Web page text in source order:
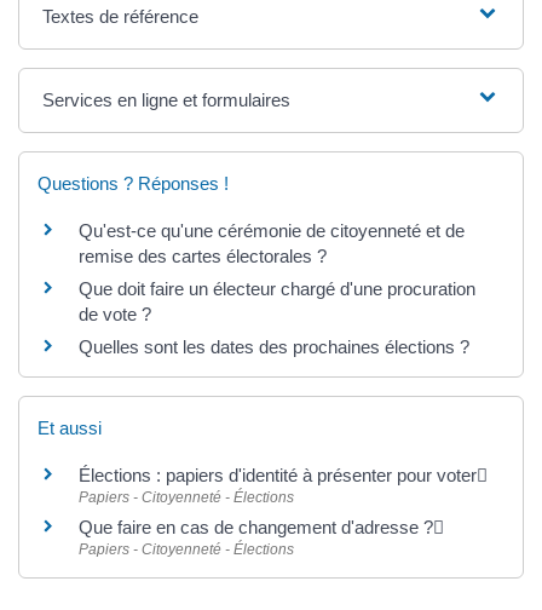
Textes de référence
Services en ligne et formulaires
Questions ? Réponses !
Qu'est-ce qu'une cérémonie de citoyenneté et de
remise des cartes électorales ?
Que doit faire un électeur chargé d'une procuration
de vote ?
Quelles sont les dates des prochaines élections ?
Et aussi
Élections : papiers d'identité à présenter pour voter
Papiers - Citoyenneté - Élections
Que faire en cas de changement d'adresse ?
Papiers - Citoyenneté - Élections